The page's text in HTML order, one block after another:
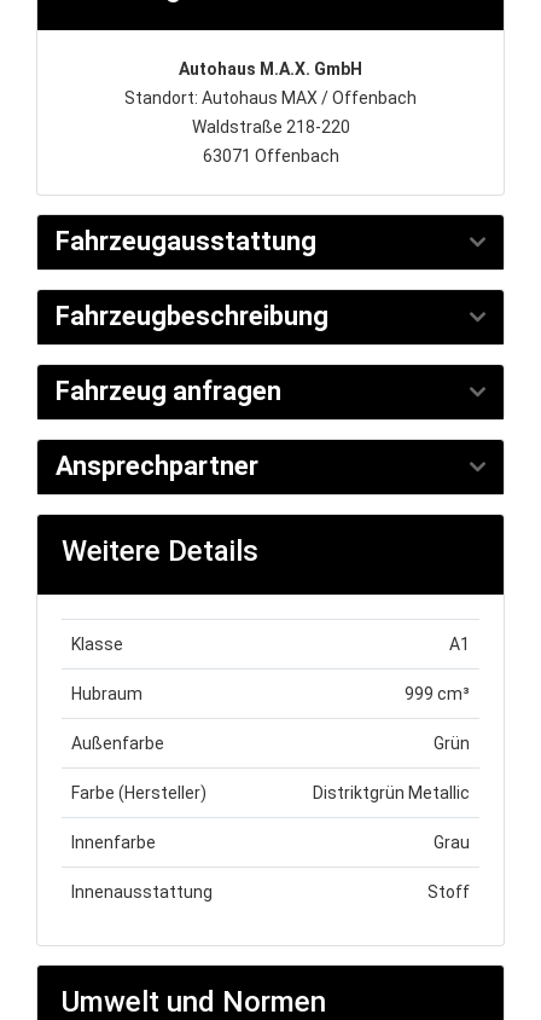
Autohaus M.A.X. GmbH
Standort: Autohaus MAX / Offenbach
Waldstraße 218-220
63071 Offenbach
Fahrzeugausstattung
Fahrzeugbeschreibung
Fahrzeug anfragen
Ansprechpartner
Weitere Details
Klasse A1
Hubraum 999 cm³
Außenfarbe Grün
Farbe (Hersteller) Distriktgrün Metallic
Innenfarbe Grau
Innenausstattung Stoff
Umwelt und Normen